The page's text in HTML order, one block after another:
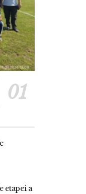
etapei a